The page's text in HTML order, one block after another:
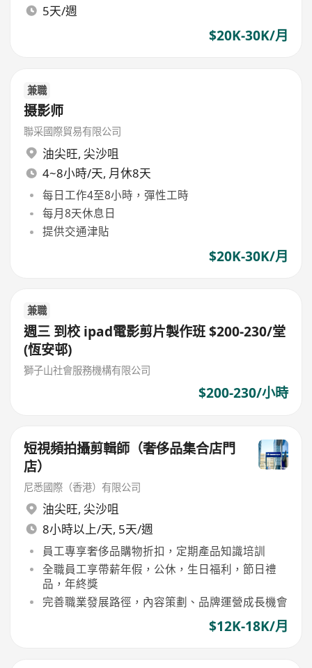
5天/週
$20K-30K/月
兼職
摄影师
聯采國際貿易有限公司
油尖旺, 尖沙咀
4~8小時/天, 月休8天
每日工作4至8小時，彈性工時
每月8天休息日
提供交通津貼
$20K-30K/月
兼職
週三 到校 ipad電影剪片製作班 $200-230/堂
(恆安邨)
獅子山社會服務機構有限公司
$200-230/小時
短視頻拍攝剪輯師（奢侈品集合店門
店）
尼悉國際（香港）有限公司
油尖旺, 尖沙咀
8小時以上/天, 5天/週
員工專享奢侈品購物折扣，定期產品知識培訓
全職員工享帶薪年假，公休，生日福利，節日禮
品，年終獎
完善職業發展路徑，內容策劃、品牌運營成長機會
$12K-18K/月